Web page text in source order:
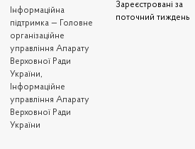
Iнформаційна
підтримка — Головне
організаційне
управління Апарату
Верховної Ради
України,
Інформаційне
управління Апарату
Верховної Ради
України
Зареєстровані за
поточний тиждень